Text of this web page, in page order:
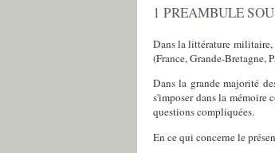
1 PREAMBULE
Dans la littérature militaire,
(France, Grande-Bretagne,
Dans la grande majorité
s'imposer dans la mémoire
questions compliquées.
En ce qui concerne le